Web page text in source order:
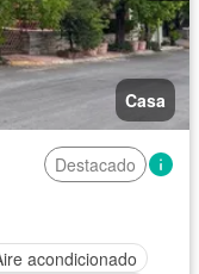
Casa
Destacado
acondicionado